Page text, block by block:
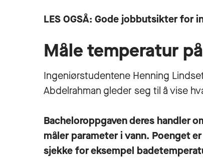
LES OGSÅ: Gode jobbutsikter for
Måle temperatur
Ingeniørstudentene Henning
Abdelrahman gleder seg til å vise
Bacheloroppgaven deres handler
måler parameter i vann. Poenget
sjekke for eksempel